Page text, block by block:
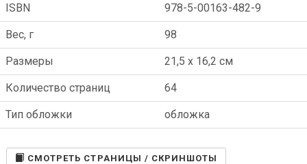
ISBN 978-5-00163-482-9
Вес, г 98
Размеры 21,5 x 16,2 см
Количество страниц 64
Тип обложки обложка
CМОТРЕТЬ СТРАНИЦЫ / СКРИНШОТЫ